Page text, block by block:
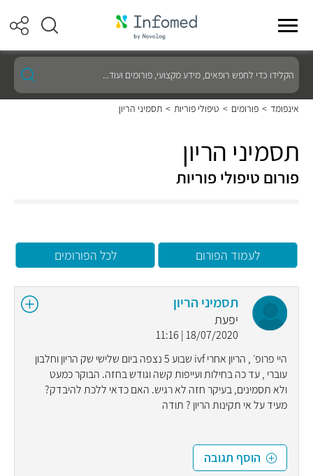
הקלידו
כדי
לחפש
רופאים,
מידע
ועוד...
אינפומד > פורומים > טיפולי פוריות > תסמיני הריון
תסמיני הריון
פורום טיפולי פוריות
לעמוד הפורום לכל הפורומים
תסמיני הריון
יפעת
18/07/2020 | 11:16
היי פרופ׳ , הריון אחרי ivf שבוע 5 נצפה ביום שלישי שק הריון וחלבון
עוברי , עד כה בחילות ועייפות קשה וגודש בחזה. הבוקר כמעט
ולא תסמינים, בעיקר חזה לא רגיש. האם כדאי ללכת להיבדק?
מעיד על אי תקינות הריון ? תודה
הוסף תגובה